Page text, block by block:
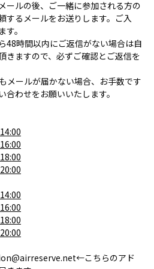
ールの後、ご一緒に参加される方の
するメールをお送りします。ご入
。
48時間以内にご返信がない場合は自
きますので、必ずご確認とご返信を
メールが届かない場合、お手数です
わせをお願いいたします。
こちらのアド